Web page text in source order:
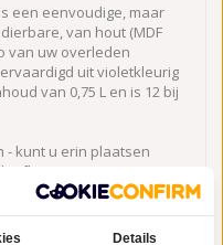
een eenvoudige, maar
van hout (MDF
van uw overleden
uit violetkleurig
van 0,75 L en is 12 bij
- kunt u erin plaatsen
opening.
Details